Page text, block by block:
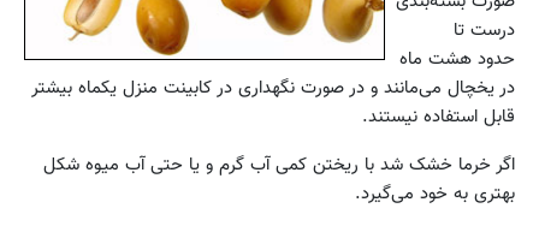
درست تا
حدود هشت ماه
در یخچال می‌مانند و در صورت نگهداری در کابینت منزل یکماه بیشتر
قابل استفاده نیستند.
اگر خرما خشک شد با ریختن کمی آب گرم و یا حتی آب میوه شکل
بهتری به خود می‌گیرد.